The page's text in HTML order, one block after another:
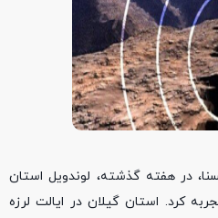
در هفته گذشته، لوندویل استان
زلزله‌ای به بزرگای ۴.۵ را تجربه کرد. استان گیلان در ایالت لرزه